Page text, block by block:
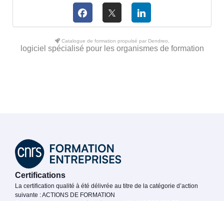
Catalogue de formation propulsé par Dendreo,
logiciel spécialisé pour les organismes de formation
Certifications
La certification qualité à été délivrée au titre de la catégorie d’action
suivante : ACTIONS DE FORMATION